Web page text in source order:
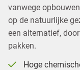
vanwege
op de natuurlijke
een alternatief,
pakken.
Hoge